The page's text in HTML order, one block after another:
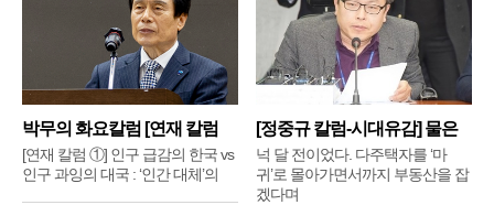
박무의 화요칼럼 [연재 칼럼
①]
[연재 칼럼 ①] 인구 급감의 한국 vs
인구 과잉의 대국 : ‘인간 대체’의
[정중규 칼럼-시대유감] 물은
배
넉 달 전이었다. 다주택자를 ‘마
귀’로 몰아가면서까지 부동산을 잡
겠다며